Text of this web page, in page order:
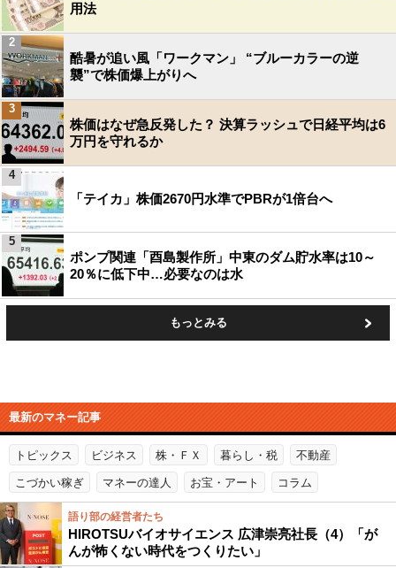
用法
酷暑が追い風「ワークマン」 “ブルーカラーの逆
襲”で株価爆上がりへ
2
株価はなぜ急反発した？ 決算ラッシュで日経平均は6
万円を守れるか
3
「テイカ」株価2670円水準でPBRが1倍台へ
4
ポンプ関連「酉島製作所」中東のダム貯水率は10～
20％に低下中…必要なのは水
5
もっとみる
最新のマネー記事
トピックス ビジネス 株・ＦＸ 暮らし・税 不動産
こづかい稼ぎ マネーの達人 お宝・アート コラム
語り部の経営者たち
HIROTSUバイオサイエンス 広津崇亮社長（4）「が
んが怖くない時代をつくりたい」